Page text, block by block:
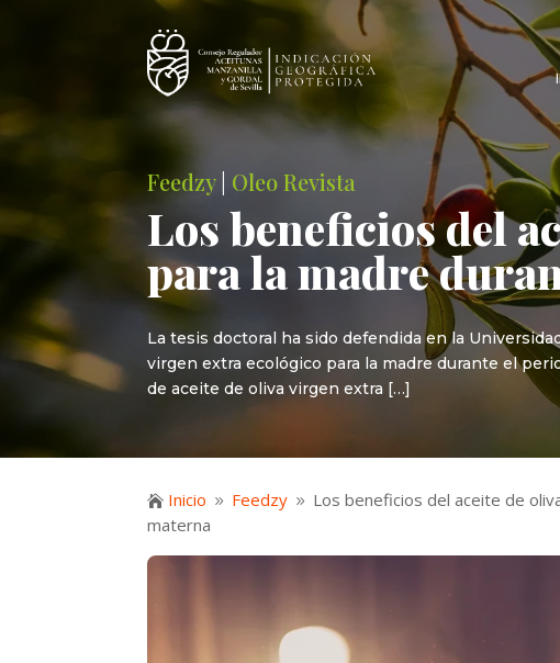
Feedzy| Oleo Revista
Los beneficios del
para la madre
La tesis doctoral ha sido defendida en la
virgen extra ecológico para la madre durante el
de aceite de oliva virgen extra […]
 Inicio 9 Feedzy 9 Los beneficios del aceite de
materna